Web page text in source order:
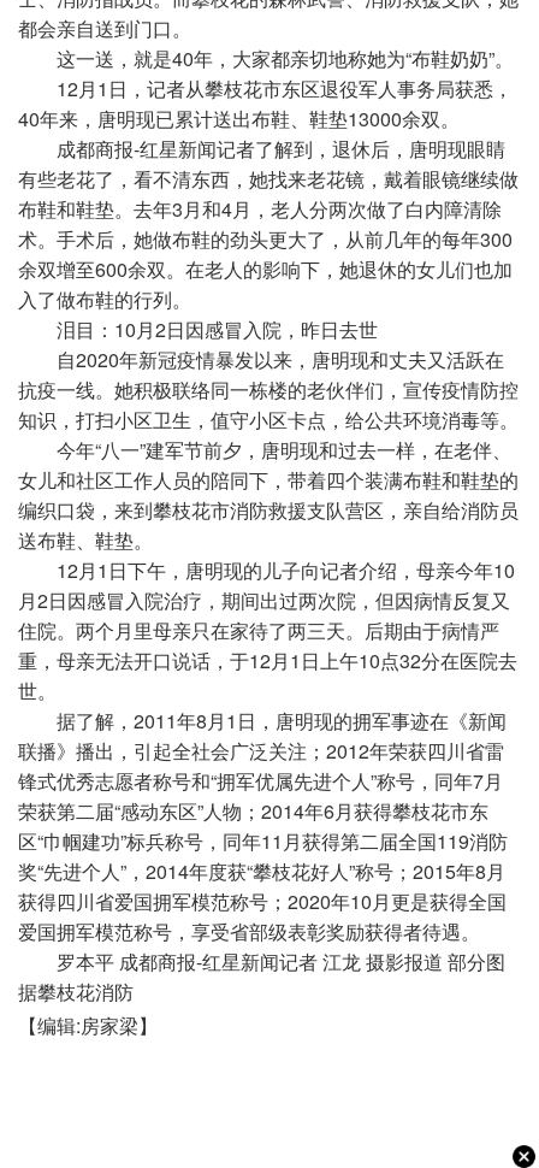
都会亲自送到门口。
这一送，就是40年，大家都亲切地称她为“布鞋奶奶”。
12月1日，记者从攀枝花市东区退役军人事务局获悉，
40年来，唐明现已累计送出布鞋、鞋垫13000余双。
成都商报-红星新闻记者了解到，退休后，唐明现眼睛
有些老花了，看不清东西，她找来老花镜，戴着眼镜继续做
布鞋和鞋垫。去年3月和4月，老人分两次做了白内障清除
术。手术后，她做布鞋的劲头更大了，从前几年的每年300
余双增至600余双。在老人的影响下，她退休的女儿们也加
入了做布鞋的行列。
泪目：10月2日因感冒入院，昨日去世
自2020年新冠疫情暴发以来，唐明现和丈夫又活跃在
抗疫一线。她积极联络同一栋楼的老伙伴们，宣传疫情防控
知识，打扫小区卫生，值守小区卡点，给公共环境消毒等。
今年“八一”建军节前夕，唐明现和过去一样，在老伴、
女儿和社区工作人员的陪同下，带着四个装满布鞋和鞋垫的
编织口袋，来到攀枝花市消防救援支队营区，亲自给消防员
送布鞋、鞋垫。
12月1日下午，唐明现的儿子向记者介绍，母亲今年10
月2日因感冒入院治疗，期间出过两次院，但因病情反复又
住院。两个月里母亲只在家待了两三天。后期由于病情严
重，母亲无法开口说话，于12月1日上午10点32分在医院去
世。
据了解，2011年8月1日，唐明现的拥军事迹在《新闻
联播》播出，引起全社会广泛关注；2012年荣获四川省雷
锋式优秀志愿者称号和“拥军优属先进个人”称号，同年7月
荣获第二届“感动东区”人物；2014年6月获得攀枝花市东
区“巾帼建功”标兵称号，同年11月获得第二届全国119消防
奖“先进个人”，2014年度获“攀枝花好人”称号；2015年8月
获得四川省爱国拥军模范称号；2020年10月更是获得全国
爱国拥军模范称号，享受省部级表彰奖励获得者待遇。
罗本平 成都商报-红星新闻记者 江龙 摄影报道 部分图
据攀枝花消防
【编辑:房家梁】